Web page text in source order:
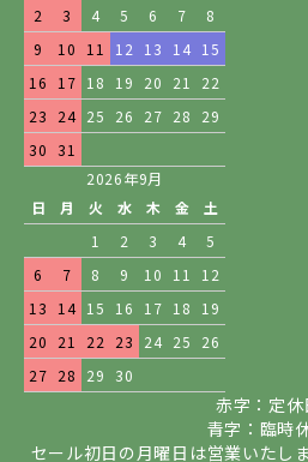
2
3 4 5 6 7
8
9
10 11 12 13 14 15
16
17 18 19 20 21
22
23
24 25 26 27 28
29
30
31
2026年9月
日
月 火 水 木 金
土
1
2 3 4
5
6
7 8 9 10 11
12
13
14 15 16 17 18
19
20
21 22 23 24 25
26
27 28 29 30
赤字：定休
青字：臨時
セール初日の月曜日は営業いたし